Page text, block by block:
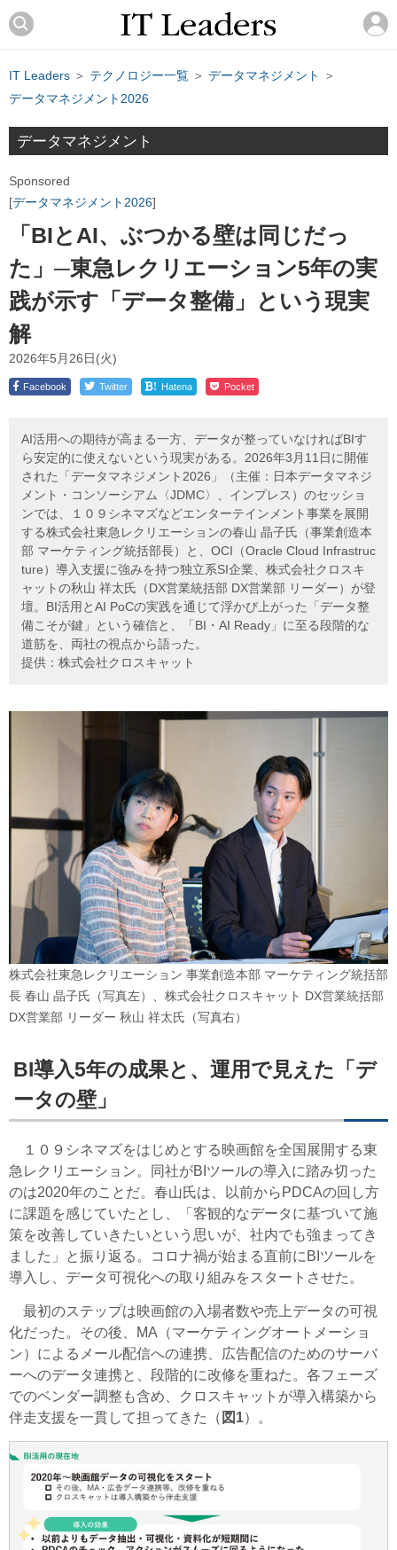
IT Leaders ＞ テクノロジー一覧 ＞ データマネジメント
＞
データマネジメント2026
データマネジメント
Sponsored
データマネジメント2026
「BIとAI、ぶつかる壁は同じだっ
た」─東急レクリエーション5年の実
践が示す「データ整備」という現実
解
2026年5月26日(火)
Facebook Twitter ! Hatena Pocket
AI活用への期待が高まる一方、データが整っていなければBIす
ら安定的に使えないという現実がある。2026年3月11日に開催
された「データマネジメント2026」（主催：日本データマネジ
メント・コンソーシアム〈JDMC〉、インプレス）のセッショ
ンでは、１０９シネマズなどエンターテインメント事業を展開
する株式会社東急レクリエーションの春山 晶子氏（事業創造本
部 マーケティング統括部長）と、OCI（Oracle Cloud Infrastruc
ture）導入支援に強みを持つ独立系SI企業、株式会社クロスキ
ャットの秋山 祥太氏（DX営業統括部 DX営業部 リーダー）が登
壇。BI活用とAI PoCの実践を通じて浮かび上がった「データ整
備こそが鍵」という確信と、「BI・AI Ready」に至る段階的な
道筋を、両社の視点から語った。
提供：株式会社クロスキャット
株式会社東急レクリエーション 事業創造本部 マーケティング統括部
長 春山 晶子氏（写真左）、株式会社クロスキャット DX営業統括部
DX営業部 リーダー 秋山 祥太氏（写真右）
BI導入5年の成果と、運用で見えた「デ
ータの壁」
１０９シネマズをはじめとする映画館を全国展開する東
急レクリエーション。同社がBIツールの導入に踏み切った
のは2020年のことだ。春山氏は、以前からPDCAの回し方
に課題を感じていたとし、「客観的なデータに基づいて施
策を改善していきたいという思いが、社内でも強まってき
ました」と振り返る。コロナ禍が始まる直前にBIツールを
導入し、データ可視化への取り組みをスタートさせた。
最初のステップは映画館の入場者数や売上データの可視
化だった。その後、MA（マーケティングオートメーショ
ン）によるメール配信への連携、広告配信のためのサーバ
ーへのデータ連携と、段階的に改修を重ねた。各フェーズ
でのベンダー調整も含め、クロスキャットが導入構築から
伴走支援を一貫して担ってきた（ 図1）。